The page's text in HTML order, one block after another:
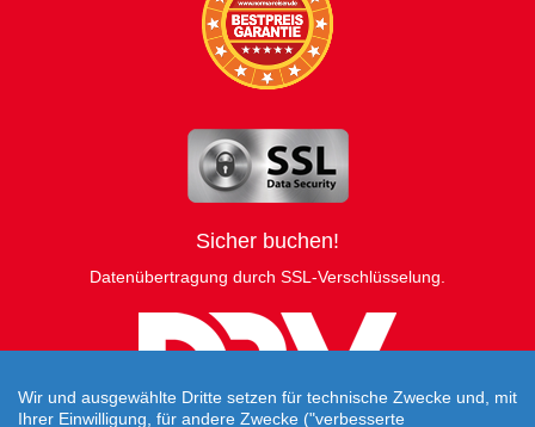
Sicher buchen!
Datenübertragung durch SSL-Verschlüsselung.
Wir und ausgewählte Dritte setzen für technische Zwecke und, mit
Ihrer Einwilligung, für andere Zwecke ("verbesserte